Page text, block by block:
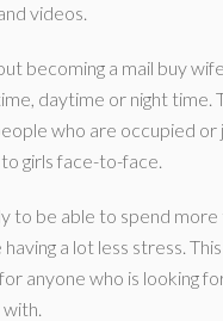
videos.
becoming a mail buy
daytime or night time.
who are occupied or
girls face-to-face.
to be able to spend
a lot less stress.
anyone who is looking